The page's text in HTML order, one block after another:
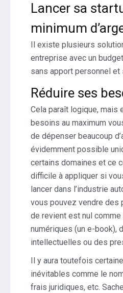
Lancer sa
minimum
Il existe plusieurs
entreprise avec un
sans apport personnel et
Réduire ses
Cela paraît logique, mais
besoins au maximum
de dépenser beaucoup
évidemment possible
certains domaines et ce
difficile à appliquer si
lancer dans l’industrie
vous pouvez vendre des
de revient est nul
numériques (un e-book),
intellectuelles ou des
Il y aura toutefois
inévitables comme le
frais juridiques, etc.